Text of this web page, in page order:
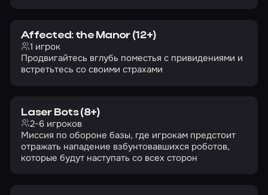
Affected: the Manor (12+)
1 игрок
Продвигайтесь вглубь поместья с привидениями и
встретьтесь со своими страхами
Laser Bots (8+)
2-6 игроков
Миссия по обороне базы, где игрокам предстоит
отражать нападение взбунтовавшихся роботов,
которые будут наступать со всех сторон